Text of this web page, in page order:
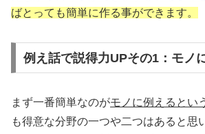
ばとっても簡単に作る事ができます。
例え話で説得力UPその1：モノ
まず一番簡単なのがモノに例えるとい
も得意な分野の一つや二つはあると思